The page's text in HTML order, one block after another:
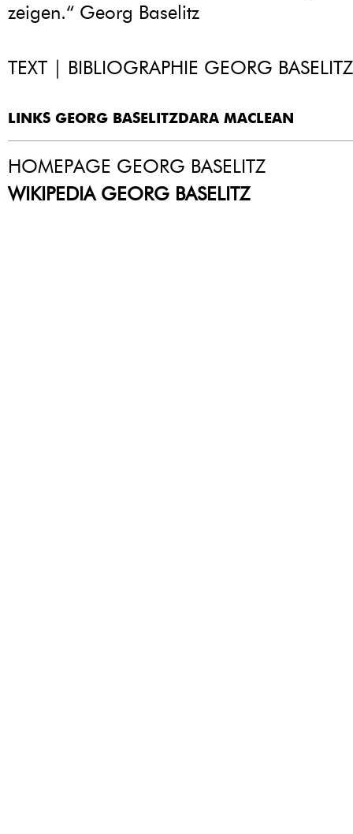
zeigen.“ Georg Baselitz
TEXT | BIBLIOGRAPHIE GEORG BASELITZ
LINKS GEORG BASELITZDARA MACLEAN
HOMEPAGE GEORG BASELITZ
WIKIPEDIA GEORG BASELITZ